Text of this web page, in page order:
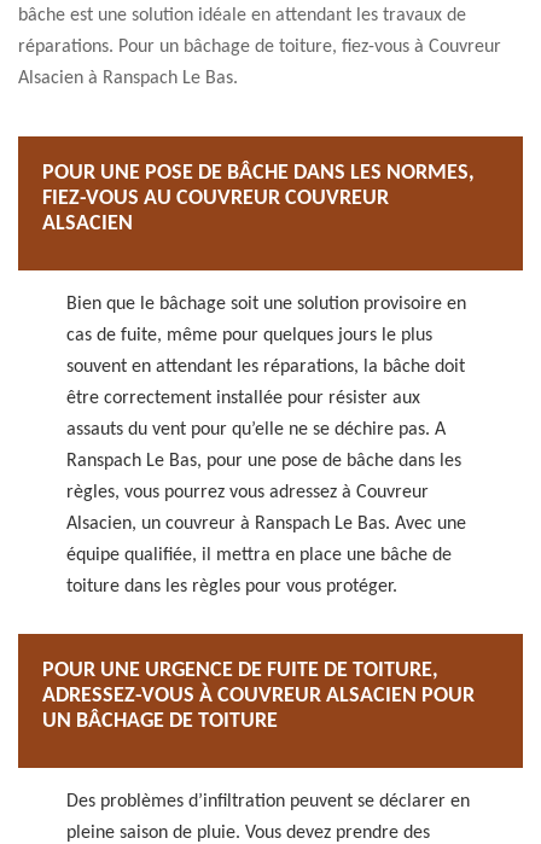
bâche est une solution idéale en attendant les travaux de
réparations. Pour un bâchage de toiture, fiez-vous à Couvreur
Alsacien à Ranspach Le Bas.
POUR UNE POSE DE BÂCHE DANS LES NORMES,
FIEZ-VOUS AU COUVREUR COUVREUR
ALSACIEN
Bien que le bâchage soit une solution provisoire en
cas de fuite, même pour quelques jours le plus
souvent en attendant les réparations, la bâche doit
être correctement installée pour résister aux
assauts du vent pour qu’elle ne se déchire pas. A
Ranspach Le Bas, pour une pose de bâche dans les
règles, vous pourrez vous adressez à Couvreur
Alsacien, un couvreur à Ranspach Le Bas. Avec une
équipe qualifiée, il mettra en place une bâche de
toiture dans les règles pour vous protéger.
POUR UNE URGENCE DE FUITE DE TOITURE,
ADRESSEZ-VOUS À COUVREUR ALSACIEN POUR
UN BÂCHAGE DE TOITURE
Des problèmes d’infiltration peuvent se déclarer en
pleine saison de pluie. Vous devez prendre des